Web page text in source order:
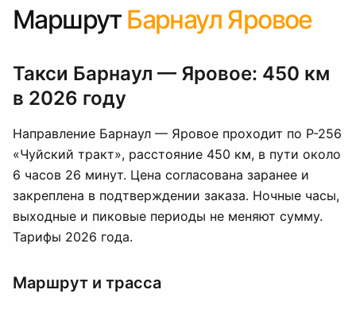
Маршрут Барнаул Яровое
Такси Барнаул — Яровое: 450 км
в 2026 году
Направление Барнаул — Яровое проходит по Р-256
«Чуйский тракт», расстояние 450 км, в пути около
6 часов 26 минут. Цена согласована заранее и
закреплена в подтверждении заказа. Ночные часы,
выходные и пиковые периоды не меняют сумму.
Тарифы 2026 года.
Маршрут и трасса